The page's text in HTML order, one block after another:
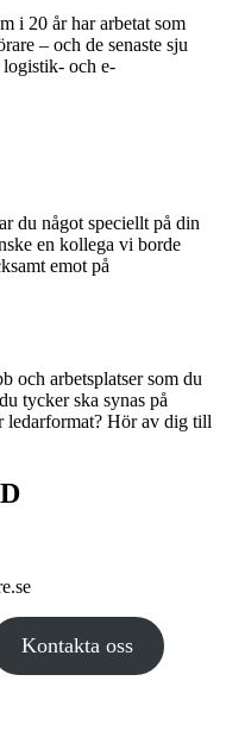
i 20 år har arbetat som
– och de senaste sju
logistik- och e-
du något speciellt på din
en kollega vi borde
emot på
och arbetsplatser som du
tycker ska synas på
ledarformat? Hör av dig till
Kontakta oss